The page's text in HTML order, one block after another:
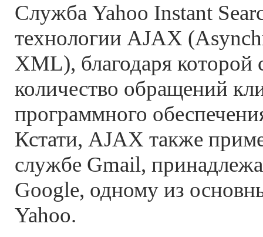
Служба Yahoo Instant
технологии AJAX
XML), благодаря которой
количество обращений
программного
Кстати, AJAX также
службе Gmail,
Google, одному из
Yahoo.